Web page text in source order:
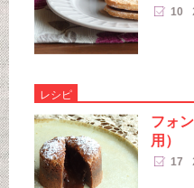
10
レシピ
フォ
用）
17